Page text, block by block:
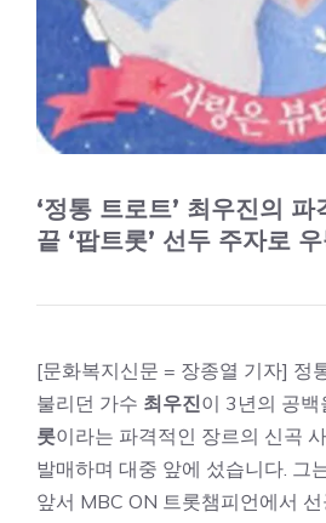
‘정통 트로트’ 최우진의
끝 ‘팝트롯’ 선두 주자로
[문화복지신문 = 장종열 기자] 정
불리던 가수 최우진이 3년의 공백
롯이라는 파격적인 장르의 신곡
발매하며 대중 앞에 섰습니다. 그
앞서 MBC ON 트롯챔피언에서